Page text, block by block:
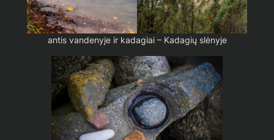
antis vandenyje ir kadagiai – Kadagių slėnyje